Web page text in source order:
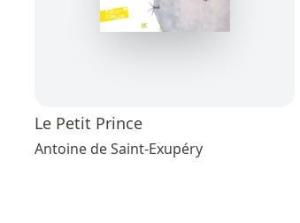
Le Petit Prince
Antoine de Saint-Exupéry